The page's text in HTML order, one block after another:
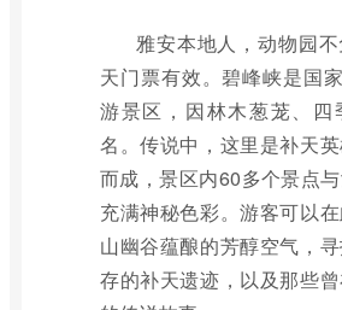
雅安本地人，动物园
天门票有效。碧峰峡是国
游景区，因林木葱茏、四
名。传说中，这里是补天
而成，景区内60多个景点与
充满神秘色彩。游客可以
山幽谷蕴酿的芳醇空气，
存的补天遗迹，以及那些